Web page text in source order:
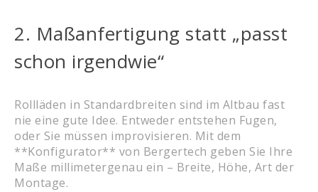
2. Maßanfertigung statt „passt
schon irgendwie“
Rollläden in Standardbreiten sind im Altbau fast
nie eine gute Idee. Entweder entstehen Fugen,
oder Sie müssen improvisieren. Mit dem
**Konfigurator** von Bergertech geben Sie Ihre
Maße millimetergenau ein – Breite, Höhe, Art der
Montage.